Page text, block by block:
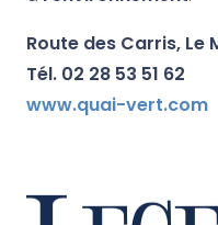
Route des Carris, Le
Tél. 02 28 53 51 62
www.quai-vert.com